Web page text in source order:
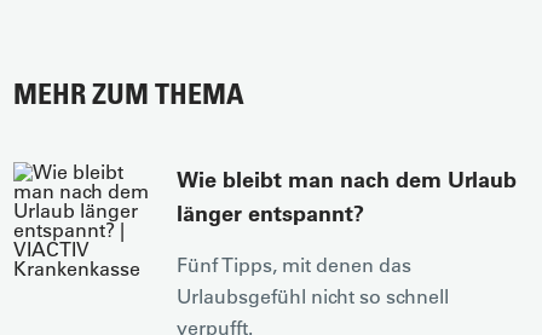
MEHR ZUM THEMA
Wie bleibt man nach dem Urlaub
länger entspannt?
Fünf Tipps, mit denen das
Urlaubsgefühl nicht so schnell
verpufft.